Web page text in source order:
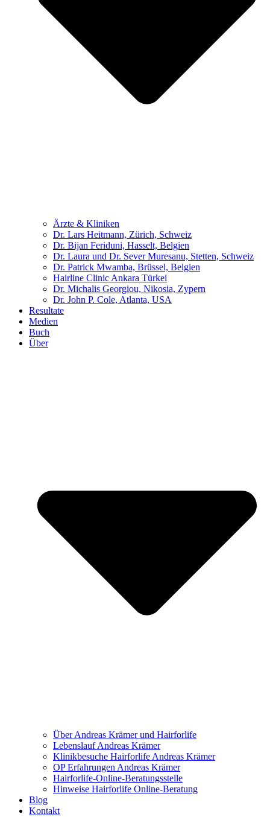
Ärzte & Kliniken
Dr. Lars Heitmann, Zürich, Schweiz
Dr. Bijan Feriduni, Hasselt, Belgien
Dr. Laura und Dr. Sever Muresanu, Stetten, Schweiz
Dr. Patrick Mwamba, Brüssel, Belgien
Hairline Clinic Ankara Türkei
Dr. Michalis Georgiou, Nikosia, Zypern
Dr. John P. Cole, Atlanta, USA
Resultate
Medien
Buch
Über
Über Andreas Krämer und Hairforlife
Lebenslauf Andreas Krämer
Klinikbesuche Hairforlife Andreas Krämer
OP Erfahrungen Andreas Krämer
Hairforlife-Online-Beratungsstelle
Hinweise Hairforlife Online-Beratung
Blog
Kontakt